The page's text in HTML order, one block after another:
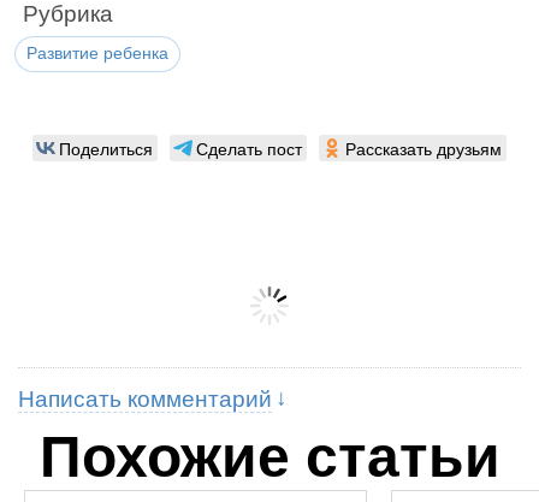
Рубрика
Развитие ребенка
Поделиться Сделать пост Рассказать друзьям
Написать комментарий
Похожие статьи